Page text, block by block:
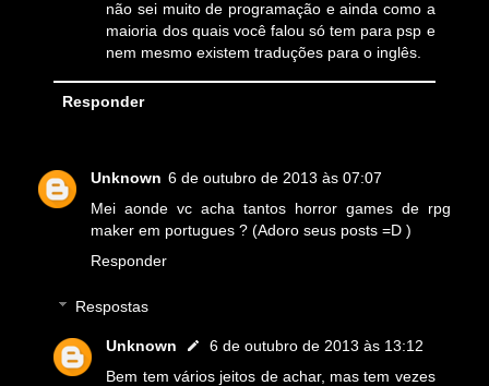
não sei muito de programação e ainda como a
maioria dos quais você falou só tem para psp e
nem mesmo existem traduções para o inglês.
Responder
Unknown 6 de outubro de 2013 às 07:07
Mei aonde vc acha tantos horror games de rpg
maker em portugues ? (Adoro seus posts =D )
Responder
Respostas
Unknown
6 de outubro de 2013 às 13:12
Bem tem vários jeitos de achar, mas tem vezes